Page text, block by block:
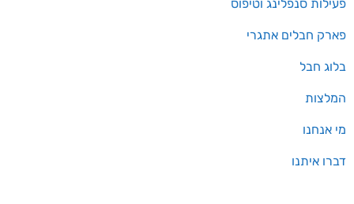
פעילות סנפלינג וטיפוס
פארק חבלים אתגרי
בלוג חבל
המלצות
מי אנחנו
דברו איתנו